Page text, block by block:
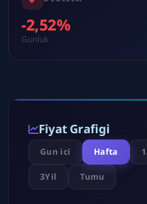
-2,52%
Gunluk
Fiyat Grafigi
Gun ici Hafta
3Yil Tumu